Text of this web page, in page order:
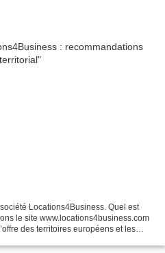
Locations4Business. Quel est
le site www.locations4business.com
des territoires européens et les